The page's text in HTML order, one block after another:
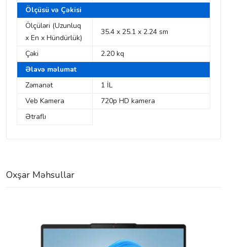
Ölçüsü və Çəkisi
Ölçüləri (Uzunluq
x En x Hündürlük)
35.4 x 25.1 x 2.24 sm
Çəki
2.20 kq
Əlavə məlumat
Zəmanət
1 İL
Veb Kamera
720p HD kamera
Ətraflı
Oxşar Məhsullar